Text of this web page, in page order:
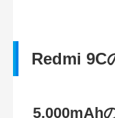
Redmi 9C
5,000mAh